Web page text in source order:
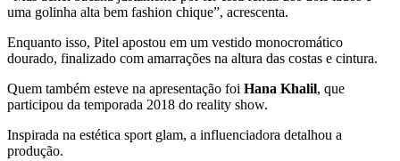
uma golinha alta bem fashion chique”, acrescenta.
Enquanto isso, Pitel apostou em um vestido monocromático
dourado, finalizado com amarrações na altura das costas e cintura.
Quem também esteve na apresentação foi Hana Khalil, que
participou da temporada 2018 do reality show.
Inspirada na estética sport glam, a influenciadora detalhou a
produção.